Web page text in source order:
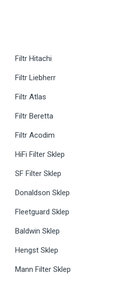
Filtr Hitachi
Filtr Liebherr
Filtr Atlas
Filtr Beretta
Filtr Acodim
HiFi Filter Sklep
SF Filter Sklep
Donaldson Sklep
Fleetguard Sklep
Baldwin Sklep
Hengst Sklep
Mann Filter Sklep